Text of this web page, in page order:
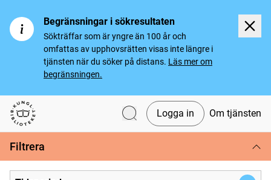
Begränsningar i sökresultaten
Sökträffar som är yngre än 100 år och
omfattas av upphovsrätten visas inte längre i
tjänsten när du söker på distans. Läs mer om
begränsningen.
Svenska tidningar
Logga in Om tjänsten
Filtrera